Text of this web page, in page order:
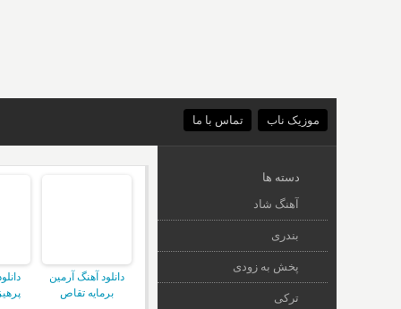
موزیک ناب تماس با ما
دانلود آهنگ آرمین
برمایه تقاص
دسته ها
آهنگ شاد
بندری
پخش به زودی
ترکی